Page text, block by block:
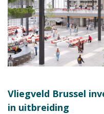
Vliegveld Brussel
in uitbreiding